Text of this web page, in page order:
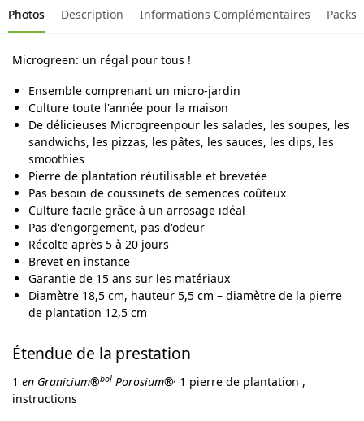
Photos Description Informations Complémentaires Packs
Microgreen: un régal pour tous !
Ensemble comprenant un micro-jardin
Culture toute l'année pour la maison
De délicieuses Microgreenpour les salades, les soupes, les
sandwichs, les pizzas, les pâtes, les sauces, les dips, les
smoothies
Pierre de plantation réutilisable et brevetée
Pas besoin de coussinets de semences coûteux
Culture facile grâce à un arrosage idéal
Pas d'engorgement, pas d'odeur
Récolte après 5 à 20 jours
Brevet en instance
Garantie de 15 ans sur les matériaux
Diamètre 18,5 cm, hauteur 5,5 cm – diamètre de la pierre
de plantation 12,5 cm
Étendue de la prestation
1 en Granicium®bol Porosium®, 1 pierre de plantation ,
instructions